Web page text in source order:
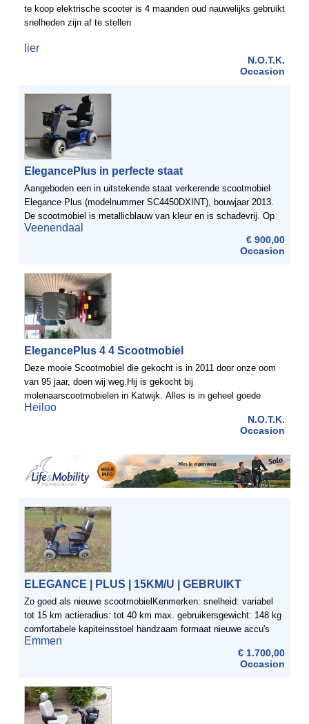
te koop elektrische scooter is 4 maanden oud nauwelijks gebruikt
snelheden zijn af te stellen
lier
N.O.T.K.
Occasion
ElegancePlus in perfecte staat
Aangeboden een in uitstekende staat verkerende scootmobiel
Elegance Plus (modelnummer SC4450DXINT), bouwjaar 2013.
De scootmobiel is metallicblauw van kleur en is schadevrij. Op
het voertuig was een onderhoudscontract van toepassing en het
Veenendaal
€ 900,00
Occasion
ElegancePlus 4 4 Scootmobiel
Deze mooie Scootmobiel die gekocht is in 2011 door onze oom
van 95 jaar, doen wij weg.Hij is gekocht bij
molenaarscootmobielen in Katwijk. Alles is in geheel goede
staat, zitten wel gebruiksporen op.
Heiloo
N.O.T.K.
Occasion
ELEGANCE | PLUS | 15KM/U | GEBRUIKT
Zo goed als nieuwe scootmobielKenmerken: snelheid: variabel
tot 15 km actieradius: tot 40 km max. gebruikersgewicht: 148 kg
comfortabele kapiteinsstoel handzaam formaat nieuwe accu's
volledig nagekeken 3 maand garantieLEVERING DOOR ...
Emmen
€ 1.700,00
Occasion